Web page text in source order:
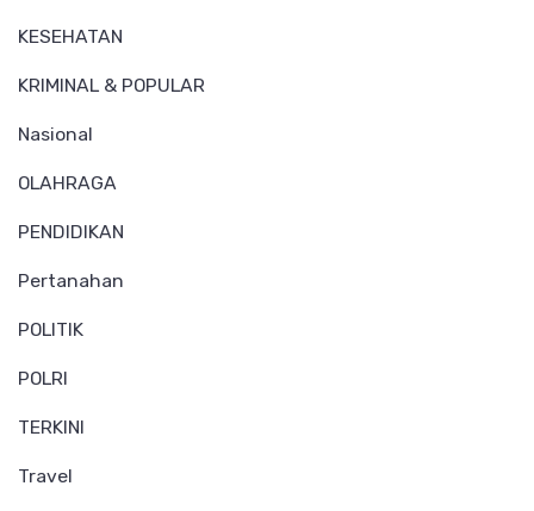
KESEHATAN
KRIMINAL & POPULAR
Nasional
OLAHRAGA
PENDIDIKAN
Pertanahan
POLITIK
POLRI
TERKINI
Travel